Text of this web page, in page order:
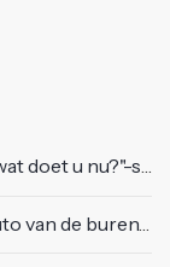
met Tatjana Šimić
alsof er niets gebeurd is